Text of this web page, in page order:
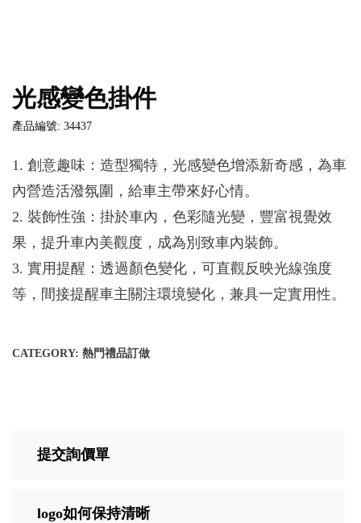
光感變色掛件
產品編號: 34437
1. 創意趣味：造型獨特，光感變色增添新奇感，為車
內營造活潑氛圍，給車主帶來好心情。
2. 裝飾性強：掛於車內，色彩隨光變，豐富視覺效
果，提升車內美觀度，成為別致車內裝飾。
3. 實用提醒：透過顏色變化，可直觀反映光線強度
等，間接提醒車主關注環境變化，兼具一定實用性。
CATEGORY: 熱門禮品訂做
提交詢價單
logo如何保持清晰